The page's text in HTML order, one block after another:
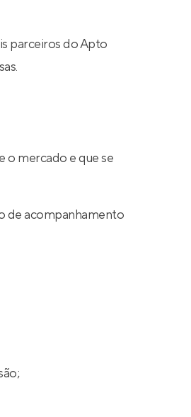
parceiros do Apto
o mercado e que se
de acompanhamento